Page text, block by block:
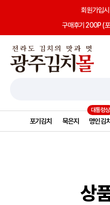
회원가입
구매후기 200P (
포기김치 묵은지 명인김치
상